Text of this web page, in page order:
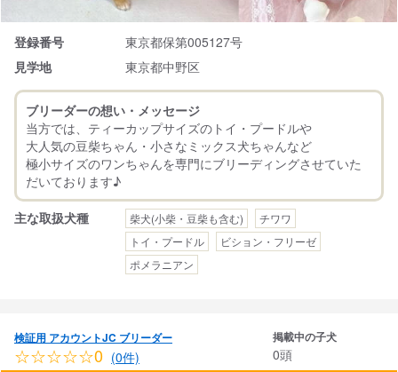
登録番号
東京都保第005127号
見学地
東京都中野区
ブリーダーの想い・メッセージ
当方では、ティーカップサイズのトイ・プードルや
大人気の豆柴ちゃん・小さなミックス犬ちゃんなど
極小サイズのワンちゃんを専門にブリーディングさせていた
主な取扱犬種 柴犬(小柴・豆柴も含む)
チワワ
トイ・プードル
ビション・フリーゼ
ポメラニアン
検証用 アカウントJC ブリーダー
☆☆☆☆☆0 (0件)
掲載中の子犬
0頭